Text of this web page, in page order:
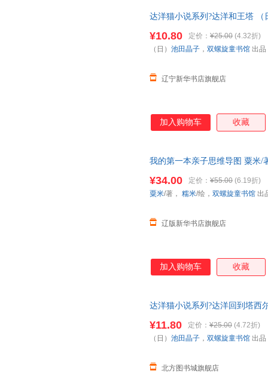
达洋猫小说系列?达洋和王塔
¥10.80 定价： ¥25.00 (4.32折)
辽宁新华书店旗舰店
（日） 池田晶子 ， 双螺旋童书馆 出品
加入购物车 收藏
我的第一本亲子思维导图 粟米/
¥34.00 定价： ¥55.00 (6.19折)
辽版新华书店旗舰店
粟米/著， 糯米/绘， 双螺旋童书馆 出
加入购物车 收藏
达洋猫小说系列?达洋回到塔西
¥11.80 定价： ¥25.00 (4.72折)
北方图书城旗舰店
（日） 池田晶子 ， 双螺旋童书馆 出品